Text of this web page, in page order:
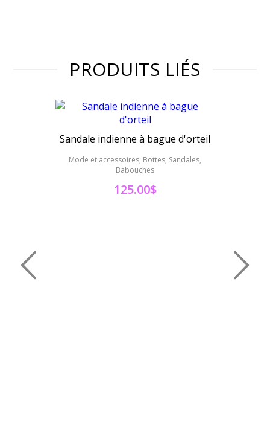
PRODUITS LIÉS
Sandale indienne à bague d'orteil
Mode et accessoires, Bottes, Sandales,
Babouches
125.00$